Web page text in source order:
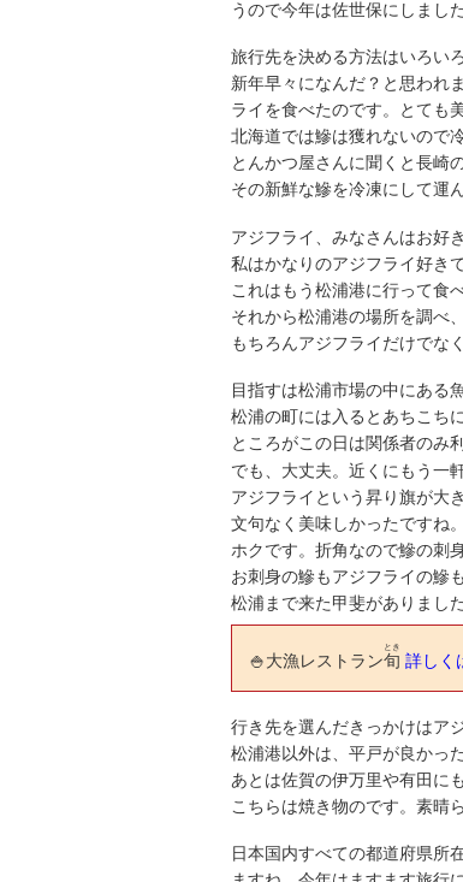
うので今年は佐世保にしました
旅行先を決める方法はいろい
新年早々になんだ？と思われ
ライを食べたのです。とても
北海道では鰺は獲れないので
とんかつ屋さんに聞くと長崎
その新鮮な鰺を冷凍にして運
アジフライ、みなさんはお好
私はかなりのアジフライ好き
これはもう松浦港に行って食
それから松浦港の場所を調べ
もちろんアジフライだけでな
目指すは松浦市場の中にある
松浦の町には入るとあちこち
ところがこの日は関係者のみ
でも、大丈夫。近くにもう一
アジフライという昇り旗が大
文句なく美味しかったですね
ホクです。折角なので鰺の刺
お刺身の鰺もアジフライの鰺
松浦まで来た甲斐がありました
🍚大漁レストラン旬
とき
詳しく
行き先を選んだきっかけはア
松浦港以外は、平戸が良かっ
あとは佐賀の伊万里や有田に
こちらは焼き物のです。素晴
日本国内すべての都道府県所